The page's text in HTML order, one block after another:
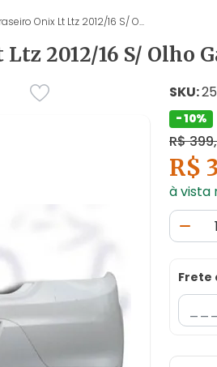
Onix Lt Ltz 2012/16 S/ O...
2012/16 S/ Olho
SKU:
- 10%
R$
R$
à vista
Frete